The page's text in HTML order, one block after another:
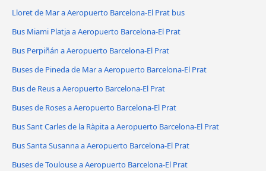
Lloret de Mar a Aeropuerto Barcelona-El Prat bus
Bus Miami Platja a Aeropuerto Barcelona-El Prat
Bus Perpiñán a Aeropuerto Barcelona-El Prat
Buses de Pineda de Mar a Aeropuerto Barcelona-El Prat
Bus de Reus a Aeropuerto Barcelona-El Prat
Buses de Roses a Aeropuerto Barcelona-El Prat
Bus Sant Carles de la Ràpita a Aeropuerto Barcelona-El Prat
Bus Santa Susanna a Aeropuerto Barcelona-El Prat
Buses de Toulouse a Aeropuerto Barcelona-El Prat